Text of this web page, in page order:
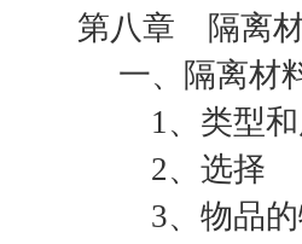
第八章 隔离
一、隔离材
1、类型和
2、选择
3、物品的